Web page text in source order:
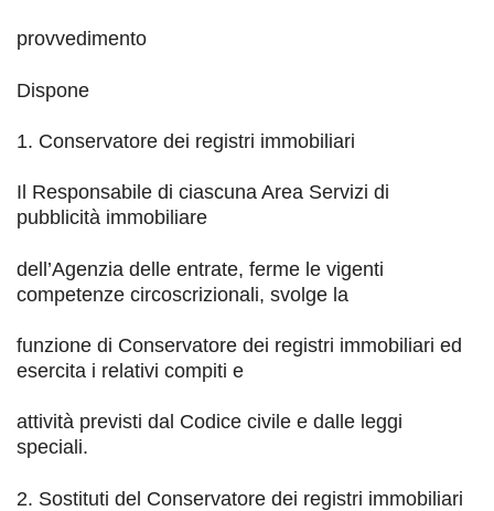
provvedimento
Dispone
1. Conservatore dei registri immobiliari
Il Responsabile di ciascuna Area Servizi di
pubblicità immobiliare
dell’Agenzia delle entrate, ferme le vigenti
competenze circoscrizionali, svolge la
funzione di Conservatore dei registri immobiliari ed
esercita i relativi compiti e
attività previsti dal Codice civile e dalle leggi
speciali.
2. Sostituti del Conservatore dei registri immobiliari